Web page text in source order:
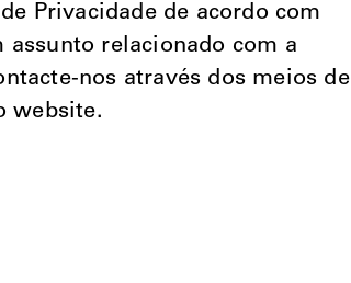
Privacidade de acordo com
assunto relacionado com a
nos através dos meios de
website.